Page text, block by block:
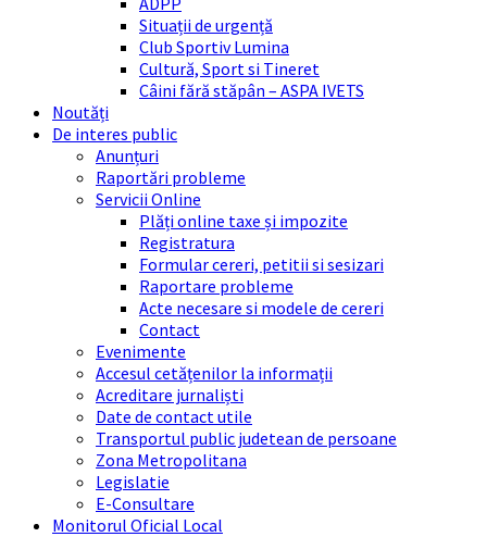
Situații de urgență
Club Sportiv Lumina
Cultură, Sport si Tineret
Câini fără stăpân – ASPA IVETS
Noutăți
De interes public
Anunțuri
Raportări probleme
Servicii Online
Plăți online taxe și impozite
Registratura
Formular cereri, petitii si sesizari
Raportare probleme
Acte necesare si modele de cereri
Contact
Evenimente
Accesul cetățenilor la informații
Acreditare jurnaliști
Date de contact utile
Transportul public judetean de persoane
Zona Metropolitana
Legislatie
E-Consultare
Monitorul Oficial Local